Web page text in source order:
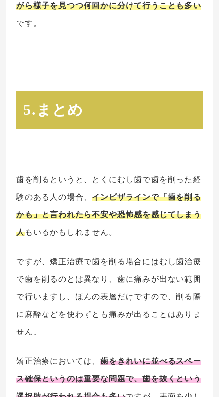
がら様子を見つつ何回かに分けて行うことも多い
です。
5.まとめ
歯を削るというと、とくにむし歯で歯を削った経
験のある人の場合、インビザラインで「歯を削る
かも」と言われたら不安や恐怖感を感じてしまう
人もいるかもしれません。
ですが、矯正治療で歯を削る場合にはむし歯治療
で歯を削るのとは異なり、歯に痛みが出ない範囲
で行いますし、ほんの表層だけですので、削る際
に麻酔などを使わずとも痛みが出ることはありま
せん。
矯正治療においては、歯をきれいに並べるスペー
ス確保というのは重要な問題で、歯を抜くという